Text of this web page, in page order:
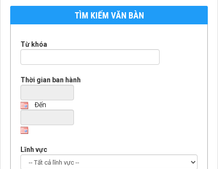
TÌM KIẾM VĂN BÀN
Từ khóa
Thời gian ban hành
Đến
Lĩnh vực